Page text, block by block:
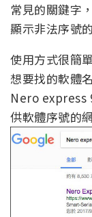
常見的關鍵字
顯示非法序號
使用方式很簡
想要找的軟體
Nero express
供軟體序號的